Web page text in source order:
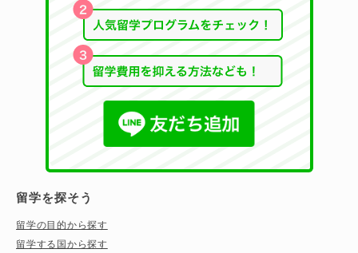
留学を探そう
留学の目的から探す
留学する国から探す